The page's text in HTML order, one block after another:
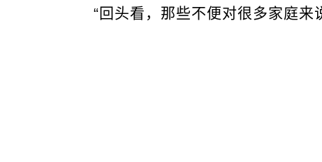
“回头看，那些不便对很多家庭